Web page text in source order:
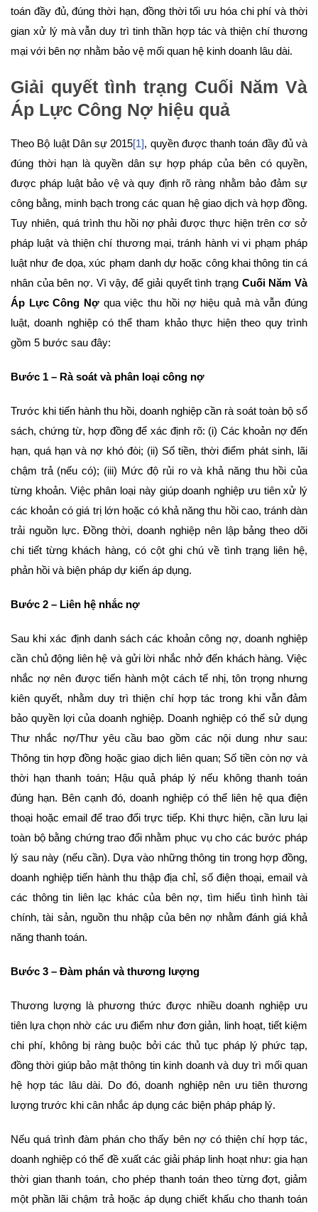
toán đầy đủ, đúng thời hạn, đồng thời tối ưu hóa chi phí và thời
gian xử lý mà vẫn duy trì tinh thần hợp tác và thiện chí thương
mại với bên nợ nhằm bảo vệ mối quan hệ kinh doanh lâu dài.
Giải quyết tình trạng Cuối Năm Và
Áp Lực Công Nợ hiệu quả
Theo Bộ luật Dân sự 2015[1], quyền được thanh toán đầy đủ và
đúng thời hạn là quyền dân sự hợp pháp của bên có quyền,
được pháp luật bảo vệ và quy định rõ ràng nhằm bảo đảm sự
công bằng, minh bạch trong các quan hệ giao dịch và hợp đồng.
Tuy nhiên, quá trình thu hồi nợ phải được thực hiện trên cơ sở
pháp luật và thiện chí thương mại, tránh hành vi vi phạm pháp
luật như đe dọa, xúc phạm danh dự hoặc công khai thông tin cá
nhân của bên nợ. Vì vậy, để giải quyết tình trạng Cuối Năm Và
Áp Lực Công Nợ qua việc thu hồi nợ hiệu quả mà vẫn đúng
luật, doanh nghiệp có thể tham khảo thực hiện theo quy trình
gồm 5 bước sau đây:
Bước 1 – Rà soát và phân loại công nợ
Trước khi tiến hành thu hồi, doanh nghiệp cần rà soát toàn bộ sổ
sách, chứng từ, hợp đồng để xác định rõ: (i) Các khoản nợ đến
hạn, quá hạn và nợ khó đòi; (ii) Số tiền, thời điểm phát sinh, lãi
chậm trả (nếu có); (iii) Mức độ rủi ro và khả năng thu hồi của
từng khoản. Việc phân loại này giúp doanh nghiệp ưu tiên xử lý
các khoản có giá trị lớn hoặc có khả năng thu hồi cao, tránh dàn
trải nguồn lực. Đồng thời, doanh nghiệp nên lập bảng theo dõi
chi tiết từng khách hàng, có cột ghi chú về tình trạng liên hệ,
phản hồi và biện pháp dự kiến áp dụng.
Bước 2 – Liên hệ nhắc nợ
Sau khi xác định danh sách các khoản công nợ, doanh nghiệp
cần chủ động liên hệ và gửi lời nhắc nhở đến khách hàng. Việc
nhắc nợ nên được tiến hành một cách tế nhị, tôn trọng nhưng
kiên quyết, nhằm duy trì thiện chí hợp tác trong khi vẫn đảm
bảo quyền lợi của doanh nghiệp. Doanh nghiệp có thể sử dụng
Thư nhắc nợ/Thư yêu cầu bao gồm các nội dung như sau:
Thông tin hợp đồng hoặc giao dịch liên quan; Số tiền còn nợ và
thời hạn thanh toán; Hậu quả pháp lý nếu không thanh toán
đúng hạn. Bên cạnh đó, doanh nghiệp có thể liên hệ qua điện
thoại hoặc email để trao đổi trực tiếp. Khi thực hiện, cần lưu lại
toàn bộ bằng chứng trao đổi nhằm phục vụ cho các bước pháp
lý sau này (nếu cần). Dựa vào những thông tin trong hợp đồng,
doanh nghiệp tiến hành thu thập địa chỉ, số điện thoại, email và
các thông tin liên lạc khác của bên nợ, tìm hiểu tình hình tài
chính, tài sản, nguồn thu nhập của bên nợ nhằm đánh giá khả
năng thanh toán.
Bước 3 – Đàm phán và thương lượng
Thương lượng là phương thức được nhiều doanh nghiệp ưu
tiên lựa chọn nhờ các ưu điểm như đơn giản, linh hoạt, tiết kiệm
chi phí, không bị ràng buộc bởi các thủ tục pháp lý phức tạp,
đồng thời giúp bảo mật thông tin kinh doanh và duy trì mối quan
hệ hợp tác lâu dài. Do đó, doanh nghiệp nên ưu tiên thương
lượng trước khi cân nhắc áp dụng các biện pháp pháp lý.
Nếu quá trình đàm phán cho thấy bên nợ có thiện chí hợp tác,
doanh nghiệp có thể đề xuất các giải pháp linh hoạt như: gia hạn
thời gian thanh toán, cho phép thanh toán theo từng đợt, giảm
một phần lãi chậm trả hoặc áp dụng chiết khấu cho thanh toán